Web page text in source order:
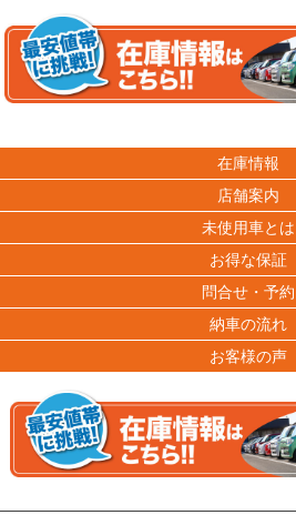
在庫情報
店舗案内
未使用車とは
お得な保証
問合せ・予約
納車の流れ
お客様の声